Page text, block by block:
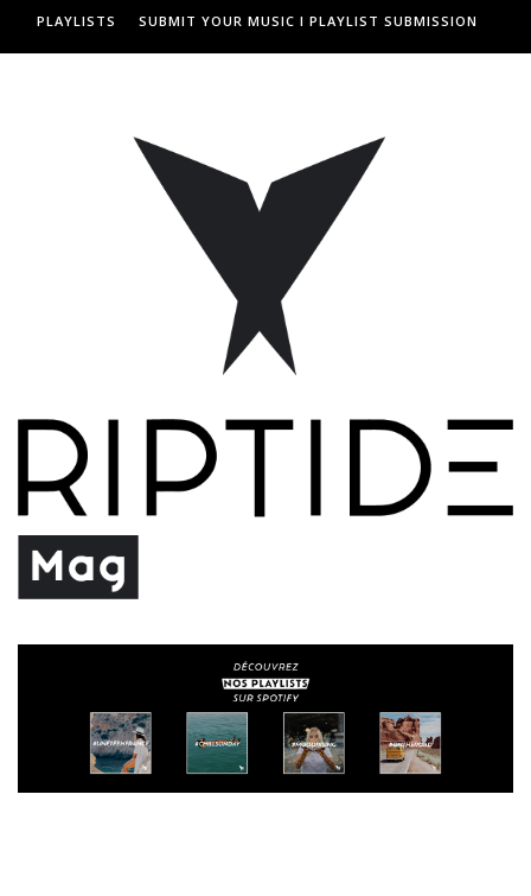
PLAYLISTS SUBMIT YOUR MUSIC I PLAYLIST SUBMISSION